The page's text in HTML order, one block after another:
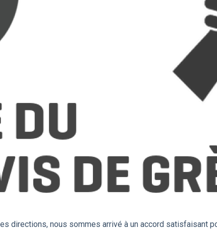
directions, nous sommes arrivé à un accord satisfaisant